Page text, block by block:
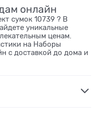
онлайн
сумок 10739 ? В
уникальные
ценам.
на Наборы
с доставкой до дома и